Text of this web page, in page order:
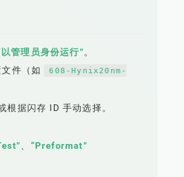
管理员身份运行”。
件（如
608-Hynix20nm-
根据闪存 ID 手动选择。
、 “Preformat”